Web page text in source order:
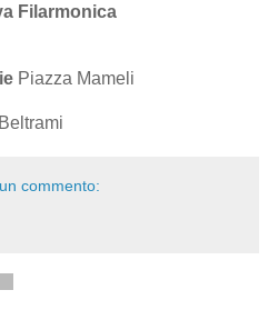
Filarmonica
Piazza Mameli
commento: